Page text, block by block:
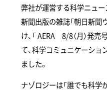
弊社が運営する科学ニュー
新聞出版の雑誌「朝日新聞
け、「 AERA 8/8（月）発売
て、科学コミュニケーシ
ました。
ナゾロジーは「誰でも科学